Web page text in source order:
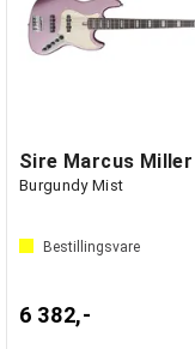
Burgundy Mist
Bestillingsvare
6 382,-